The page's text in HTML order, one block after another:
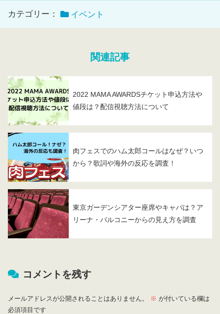
カテゴリー： イベント
関連記事
2022 MAMA AWARDSチケット申込方法や
値段は？配信視聴方法について
肉フェスでのハム太郎コールはなぜ？いつ
から？歌詞や海外の反応を調査！
東京ガーデンシアター座席やキャパは？ア
リーナ・バルコニーからの見え方を調査
コメントを残す
メールアドレスが公開されることはありません。 ※ が付いている欄は
必須項目です